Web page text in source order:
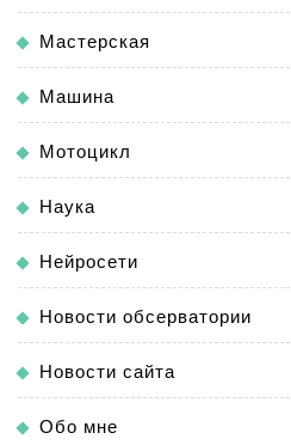
Мастерская
Машина
Мотоцикл
Наука
Нейросети
Новости обсерватории
Новости сайта
Обо мне